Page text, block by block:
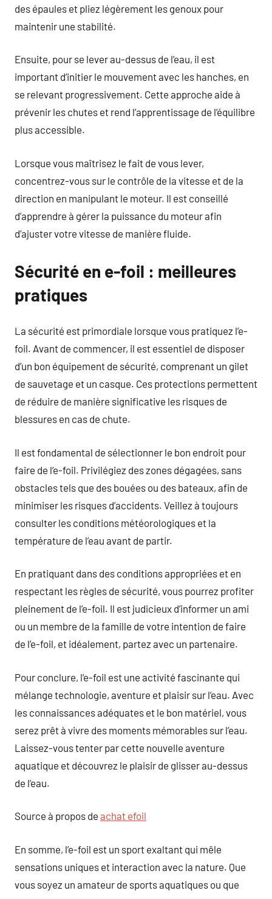
des épaules et pliez légèrement les genoux pour
maintenir une stabilité.
Ensuite, pour se lever au-dessus de l’eau, il est
important d’initier le mouvement avec les hanches, en
se relevant progressivement. Cette approche aide à
prévenir les chutes et rend l’apprentissage de l’équilibre
plus accessible.
Lorsque vous maîtrisez le fait de vous lever,
concentrez-vous sur le contrôle de la vitesse et de la
direction en manipulant le moteur. Il est conseillé
d’apprendre à gérer la puissance du moteur afin
d’ajuster votre vitesse de manière fluide.
Sécurité en e-foil : meilleures
pratiques
La sécurité est primordiale lorsque vous pratiquez l’e-
foil. Avant de commencer, il est essentiel de disposer
d’un bon équipement de sécurité, comprenant un gilet
de sauvetage et un casque. Ces protections permettent
de réduire de manière significative les risques de
blessures en cas de chute.
Il est fondamental de sélectionner le bon endroit pour
faire de l’e-foil. Privilégiez des zones dégagées, sans
obstacles tels que des bouées ou des bateaux, afin de
minimiser les risques d’accidents. Veillez à toujours
consulter les conditions météorologiques et la
température de l’eau avant de partir.
En pratiquant dans des conditions appropriées et en
respectant les règles de sécurité, vous pourrez profiter
pleinement de l’e-foil. Il est judicieux d’informer un ami
ou un membre de la famille de votre intention de faire
de l’e-foil, et idéalement, partez avec un partenaire.
Pour conclure, l’e-foil est une activité fascinante qui
mélange technologie, aventure et plaisir sur l’eau. Avec
les connaissances adéquates et le bon matériel, vous
serez prêt à vivre des moments mémorables sur l’eau.
Laissez-vous tenter par cette nouvelle aventure
aquatique et découvrez le plaisir de glisser au-dessus
de l’eau.
Source à propos de achat efoil
En somme, l’e-foil est un sport exaltant qui mêle
sensations uniques et interaction avec la nature. Que
vous soyez un amateur de sports aquatiques ou que